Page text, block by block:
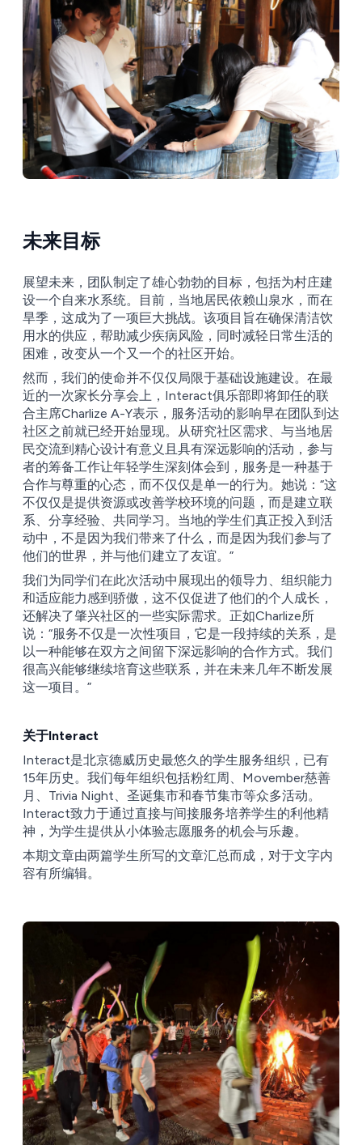
未来目标
展望未来，团队制定了雄心勃勃的目标，包括为村庄建
设一个自来水系统。目前，当地居民依赖山泉水，而在
旱季，这成为了一项巨大挑战。该项目旨在确保清洁饮
用水的供应，帮助减少疾病风险，同时减轻日常生活的
困难，改变从一个又一个的社区开始。
然而，我们的使命并不仅仅局限于基础设施建设。在最
近的一次家长分享会上，Interact俱乐部即将卸任的联
合主席Charlize A-Y表示，服务活动的影响早在团队到达
社区之前就已经开始显现。从研究社区需求、与当地居
民交流到精心设计有意义且具有深远影响的活动，参与
者的筹备工作让年轻学生深刻体会到，服务是一种基于
合作与尊重的心态，而不仅仅是单一的行为。她说：“这
不仅仅是提供资源或改善学校环境的问题，而是建立联
系、分享经验、共同学习。当地的学生们真正投入到活
动中，不是因为我们带来了什么，而是因为我们参与了
他们的世界，并与他们建立了友谊。”
我们为同学们在此次活动中展现出的领导力、组织能力
和适应能力感到骄傲，这不仅促进了他们的个人成长，
还解决了肇兴社区的一些实际需求。正如Charlize所
说：“服务不仅是一次性项目，它是一段持续的关系，是
以一种能够在双方之间留下深远影响的合作方式。我们
很高兴能够继续培育这些联系，并在未来几年不断发展
这一项目。”
关于Interact
Interact是北京德威历史最悠久的学生服务组织，已有
15年历史。我们每年组织包括粉红周、Movember慈善
月、Trivia Night、圣诞集市和春节集市等众多活动。
Interact致力于通过直接与间接服务培养学生的利他精
神，为学生提供从小体验志愿服务的机会与乐趣。
本期文章由两篇学生所写的文章汇总而成，对于文字内
容有所编辑。